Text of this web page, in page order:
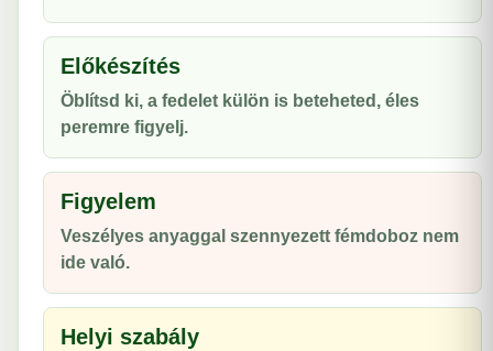
Előkészítés
Öblítsd ki, a fedelet külön is beteheted, éles
peremre figyelj.
Figyelem
Veszélyes anyaggal szennyezett fémdoboz nem
ide való.
Helyi szabály